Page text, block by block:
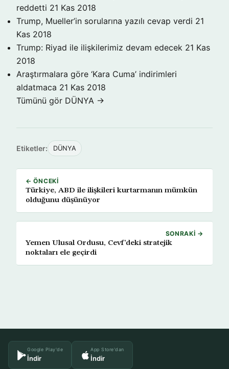
reddetti 21 Kas 2018
Trump, Mueller’in sorularına yazılı cevap verdi 21
Kas 2018
Trump: Riyad ile ilişkilerimiz devam edecek 21 Kas
2018
Araştırmalara göre ‘Kara Cuma’ indirimleri
aldatmaca 21 Kas 2018
Tümünü gör DÜNYA →
Etiketler: DÜNYA
← ÖNCEKI
Türkiye, ABD ile ilişkileri kurtarmanın mümkün
olduğunu düşünüyor
SONRAKI →
Yemen Ulusal Ordusu, Cevf’deki stratejik
noktaları ele geçirdi
Google Play'de
İndir
App Store'dan
İndir